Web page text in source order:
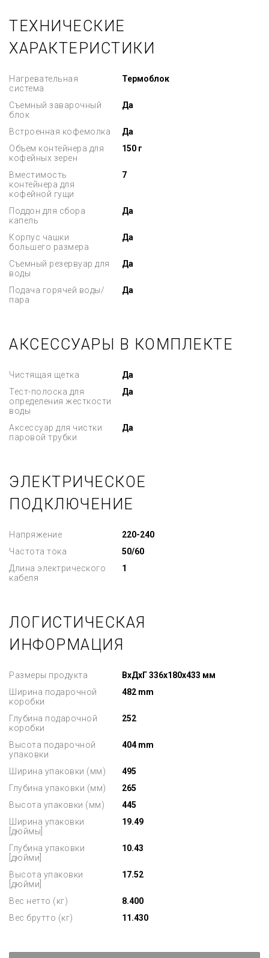
ТЕХНИЧЕСКИЕ
ХАРАКТЕРИСТИКИ
Нагревательная
система
Термоблок
Съемный заварочный
блок
Да
Встроенная кофемолка
Да
Объем контейнера для
кофейных зерен
150 г
Вместимость
контейнера для
кофейной гущи
7
Поддон для сбора
капель
Да
Корпус чашки
большего размера
Да
Съемный резервуар для
воды
Да
Подача горячей воды/
пара
Да
АКСЕССУАРЫ В КОМПЛЕКТЕ
Чистящая щетка
Да
Тест-полоска для
определения жесткости
воды
Да
Аксессуар для чистки
паровой трубки
Да
ЭЛЕКТРИЧЕСКОЕ
ПОДКЛЮЧЕНИЕ
Напряжение
220-240
Частота тока
50/60
Длина электрического
кабеля
1
ЛОГИСТИЧЕСКАЯ
ИНФОРМАЦИЯ
Размеры продукта
ВxДxГ 336x180x433 мм
Ширина подарочной
коробки
482 mm
Глубина подарочной
коробки
252
Высота подарочной
упаковки
404 mm
Ширина упаковки (мм)
495
Глубина упаковки (мм)
265
Высота упаковки (мм)
445
Ширина упаковки
[дюймы]
19.49
Глубина упаковки
[дюйми]
10.43
Высота упаковки
[дюйми]
17.52
Вес нетто (кг)
8.400
Вес брутто (кг)
11.430